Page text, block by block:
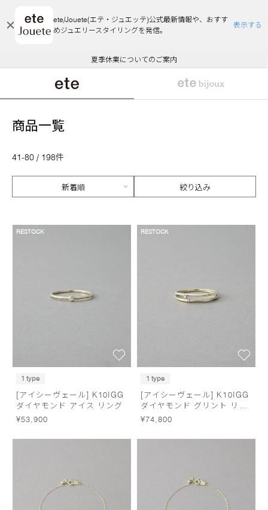
ete/Jouete(エテ・ジュエッテ)公式最新情報や、おすす
めジュエリースタイリングを発信。
表示する
エコラッピング及びエコポイント付与のご案内
ご注文いただいたお品物のお届け状況について
夏季休業についてのご案内
WEB Limited Items >>
採用のご案内
悪質な偽サイトにご注意ください
エコラッピング及びエコポイント付与のご案内
ご注文いただいたお品物のお届け状況について
商品一覧
41-80 / 198件
絞り込み
RESTOCK
1 type
[アイシーヴェール] K10IGG
ダイヤモンド アイス リング
¥53,900
RESTOCK
1 type
[アイシーヴェール] K10IGG
ダイヤモンド グリント リン
グ
¥74,800